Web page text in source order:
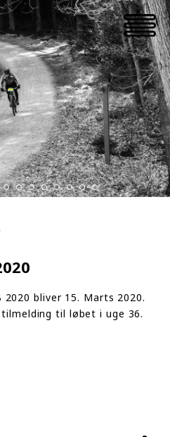
bliver 15. Marts 2020.
til løbet i uge 36.